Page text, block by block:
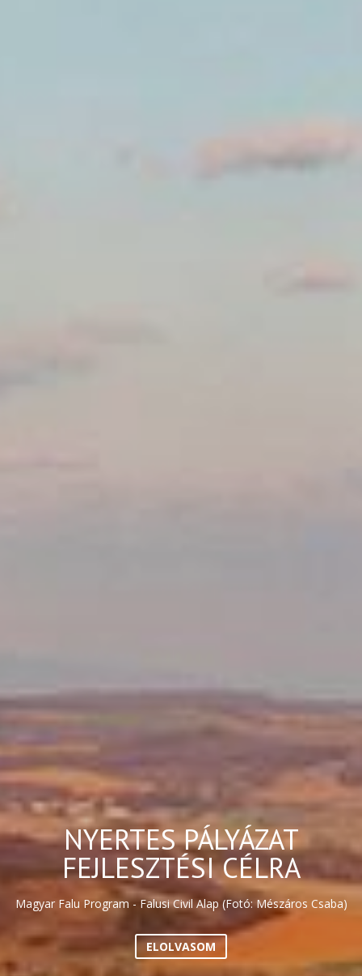
NYERTES PÁLYÁZAT
FEJLESZTÉSI CÉLRA
Magyar Falu Program - Falusi Civil Alap (Fotó: Mészáros Csaba)
ELOLVASOM